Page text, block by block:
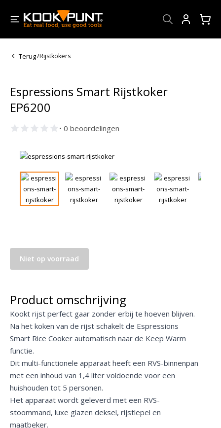
Terug/Rijstkokers
Espressions Smart Rijstkoker
EP6200
• 0 beoordelingen
Niet op voorraad
Product omschrijving
Kookt rijst perfect gaar zonder erbij te hoeven blijven.
Na het koken van de rijst schakelt de Espressions
Smart Rice Cooker automatisch naar de Keep Warm
functie.
Dit multi-functionele apparaat heeft een RVS-binnenpan
met een inhoud van 1,4 liter voldoende voor een
huishouden tot 5 personen.
Het apparaat wordt geleverd met een RVS-
stoommand, luxe glazen deksel, rijstlepel en
maatbeker.